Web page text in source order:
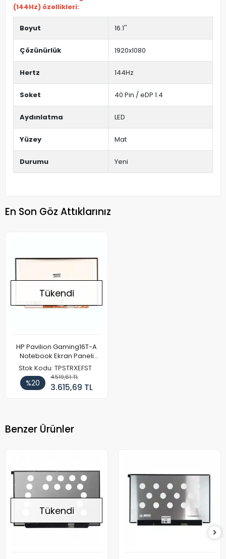
(144Hz) özellikleri:
Boyut 16.1''
Çözünürlük 1920x1080
Hertz 144Hz
Soket 40 Pin / eDP 1.4
Aydınlatma LED
Yüzey Mat
Durumu Yeni
En Son Göz Attıklarınız
Tükendi
HP Pavilion Gaming16T-A
Notebook Ekran Paneli
(144Hz)
Stok Kodu: TPSTRXEFST
%20
4.519,61 TL
3.615,69 TL
Benzer Ürünler
Tükendi